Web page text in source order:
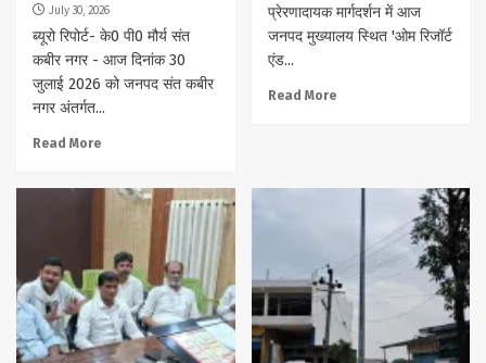
July 30, 2026
ब्यूरो रिपोर्ट- के0 पी0 मौर्य संत
कबीर नगर - आज दिनांक 30
जुलाई 2026 को जनपद संत कबीर
नगर अंतर्गत...
Read More
प्रेरणादायक मार्गदर्शन में आज
जनपद मुख्यालय स्थित 'ओम रिजॉर्ट
एंड...
Read More